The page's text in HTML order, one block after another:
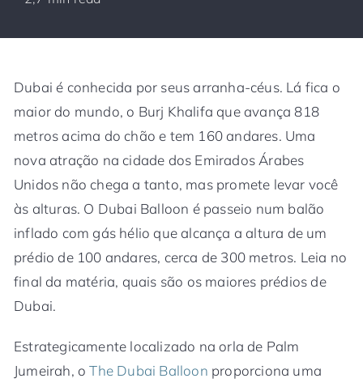
Dubai é conhecida por seus arranha-céus. Lá fica o
maior do mundo, o Burj Khalifa que avança 818
metros acima do chão e tem 160 andares. Uma
nova atração na cidade dos Emirados Árabes
Unidos não chega a tanto, mas promete levar você
às alturas. O Dubai Balloon é passeio num balão
inflado com gás hélio que alcança a altura de um
prédio de 100 andares, cerca de 300 metros. Leia no
final da matéria, quais são os maiores prédios de
Dubai.
Estrategicamente localizado na orla de Palm
Jumeirah, oThe Dubai Balloon proporciona uma